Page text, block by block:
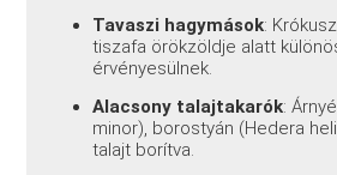
Tavaszi hagymások:
tiszafa örökzöldje alatt
érvényesülnek.
Alacsony talajtakarók:
minor), borostyán (Hedera
talajt borítva.